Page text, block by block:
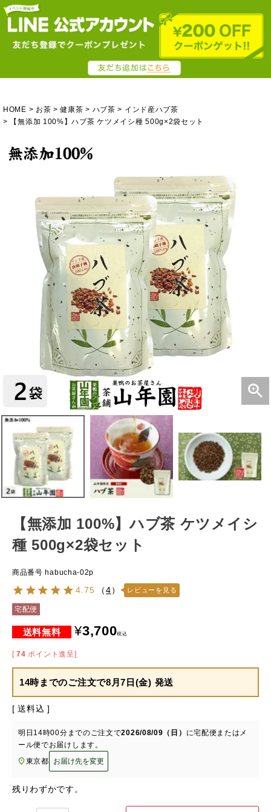
HOME お茶 健康茶 ハブ茶
インド産ハブ茶
【無添加 100%】ハブ茶 ケツメイシ種 500g×2袋セット
【無添加 100%】ハブ茶 ケツメイシ
種 500g×2袋セット
商品番号 habucha-02p
4.75 （4） レビューを見る
宅配便
¥3,700税込
[ 74 ポイント進呈]
14時までのご注文で8月7日(金) 発送
送料込
明日 14時00分 までのご注文で2026/08/09（日） に宅配便またはメ
ール便でお届けします。
東京都
お届け先を変更
残りわずかです。